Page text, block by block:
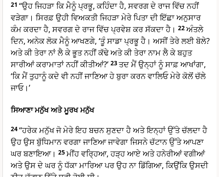
21 “ਉਹ ਜਿਹੜਾ ਕਿ ਮੈਨੂੰ ਪ੍ਰਭੂ, ਕਹਿੰਦਾ ਹੈ, ਸਵਰਗ ਦੇ ਰਾਜ ਵਿੱਚ ਨਹੀਂ
ਵੜੇਗਾ। ਸਿਰਫ਼ ਉਹੀ ਵਿਅਕਤੀ ਜਿਹੜਾ ਮੇਰੇ ਪਿਤਾ ਦੀ ਇੱਛਾ ਅਨੁਸਾਰ
ਕੰਮ ਕਰਦਾ ਹੈ, ਸਵਰਗ ਦੇ ਰਾਜ ਵਿੱਚ ਪ੍ਰਵੇਸ਼ ਕਰ ਸੱਕਦਾ ਹੈ। 22ਅੰਤਲੇ
ਦਿਨ, ਅਨੇਕ ਲੋਕ ਮੈਨੂੰ ਆਖਣਗੇ, ‘ਤੂੰ ਸਾਡਾ ਪ੍ਰਭੂ ਹੈ। ਅਸੀਂ ਤੇਰੇ ਲਈ ਬੋਲੇ?
ਅਤੇ ਕੀ ਤੇਰਾ ਨਾਂ ਲੈ ਕੇ ਭੂਤ ਨਹੀਂ ਕੱਢੇ ਅਤੇ ਕੀ ਤੇਰਾ ਨਾਮ ਲੈ ਕੇ ਬਹੁਤ
ਸਾਰੀਆਂ ਕਰਾਮਾਤਾਂ ਨਹੀਂ ਕੀਤੀਆਂ?’ 23ਤਦ ਮੈਂ ਉਨ੍ਹਾਂ ਨੂੰ ਸਾਫ਼ ਆਖਾਂਗਾ,
‘ਕਿ ਮੈਂ ਤੁਹਾਨੂੰ ਕਦੇ ਵੀ ਨਹੀਂ ਜਾਣਿਆ ਹੇ ਬੁਰਾ ਕਰਨ ਵਾਲਿਓ ਮੇਰੇ ਕੋਲੋਂ ਚੱਲੇ
ਜਾਓ।’
ਸਿਆਣਾ ਮਨੁੱਖ ਅਤੇ ਮੂਰਖ ਮਨੁੱਖ
24“ਹਰੇਕ ਮਨੁੱਖ ਜੋ ਮੇਰੇ ਇਹ ਬਚਨ ਸੁਣਦਾ ਹੈ ਅਤੇ ਇਨ੍ਹਾਂ ਉੱਤੇ ਚੱਲਦਾ ਹੈ
ਉਹ ਉਸ ਬੁੱਧਿਮਾਨ ਵਰਗਾ ਜਾਣਿਆ ਜਾਵੇਗਾ ਜਿਸਨੇ ਚੱਟਾਨ ਉੱਤੇ ਆਪਣਾ
ਘਰ ਬਣਾਇਆ। 25ਮੀਂਹ ਵਰ੍ਹਿਆ, ਹੜ੍ਹ ਆਏ ਅਤੇ ਹਨੇਰੀਆਂ ਵਗੀਆਂ
ਅਤੇ ਉਸ ਦੇ ਘਰ ਨੂੰ ਧੱਕਾ ਮਾਰਿਆ ਪਰ ਉਹ ਨਾ ਡਿੱਗਿਆ, ਕਿਉਂਕਿ ਉਸਦੀ